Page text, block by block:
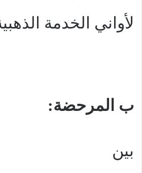
لأواني الخدمة
ب المرحضة:
بين